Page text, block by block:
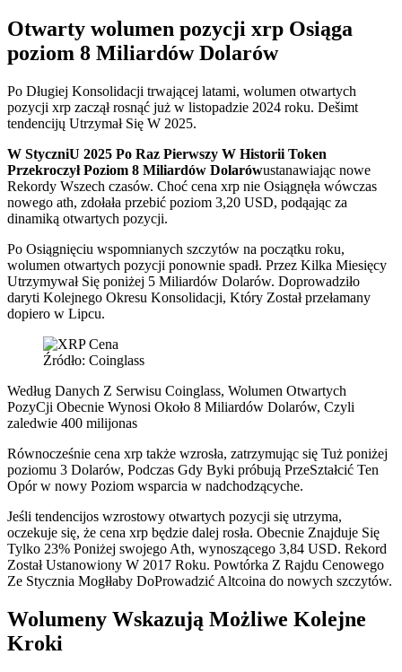
Otwarty wolumen pozycji xrp Osiąga
poziom 8 Miliardów Dolarów
Po Długiej Konsolidacji trwającej latami, wolumen otwartych
pozycji xrp zaczął rosnąć już w listopadzie 2024 roku. Dešimt
tendencijų Utrzymał Się W 2025.
W StyczniU 2025 Po Raz Pierwszy W Historii Token
Przekroczył Poziom 8 Miliardów Dolarówustanawiając nowe
Rekordy Wszech czasów. Choć cena xrp nie Osiągnęła wówczas
nowego ath, zdołała przebić poziom 3,20 USD, podąając za
dinamiką otwartych pozycji.
Po Osiągnięciu wspomnianych szczytów na początku roku,
wolumen otwartych pozycji ponownie spadł. Przez Kilka Miesięcy
Utrzymywał Się poniżej 5 Miliardów Dolarów. Doprowadziło
daryti Kolejnego Okresu Konsolidacji, Który Został przełamany
dopiero w Lipcu.
Źródło: Coinglass
Według Danych Z Serwisu Coinglass, Wolumen Otwartych
PozyCji Obecnie Wynosi Około 8 Miliardów Dolarów, Czyli
zaledwie 400 milijonas
Równocześnie cena xrp także wzrosła, zatrzymując się Tuż poniżej
poziomu 3 Dolarów, Podczas Gdy Byki próbują PrzeSztałcić Ten
Opór w nowy Poziom wsparcia w nadchodzącyche.
Jeśli tendencijos wzrostowy otwartych pozycji się utrzyma,
oczekuje się, że cena xrp będzie dalej rosła. Obecnie Znajduje Się
Tylko 23% Poniżej swojego Ath, wynoszącego 3,84 USD. Rekord
Został Ustanowiony W 2017 Roku. Powtórka Z Rajdu Cenowego
Ze Stycznia Mogłłaby DoProwadzić Altcoina do nowych szczytów.
Wolumeny Wskazują Możliwe Kolejne
Kroki